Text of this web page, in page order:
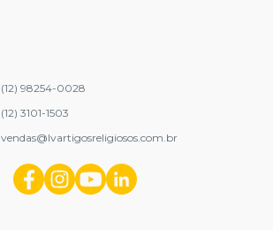
(12) 98254-0028
(12) 3101-1503
vendas@lvartigosreligiosos.com.br